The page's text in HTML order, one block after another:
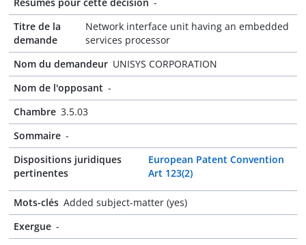
Titre de la
demande
Network interface unit having an embedded
services processor
Nom du demandeur UNISYS CORPORATION
Nom de l'opposant -
Chambre 3.5.03
Sommaire -
Dispositions juridiques
pertinentes
European Patent Convention
Art 123(2)
Mots-clés Added subject-matter (yes)
Exergue -